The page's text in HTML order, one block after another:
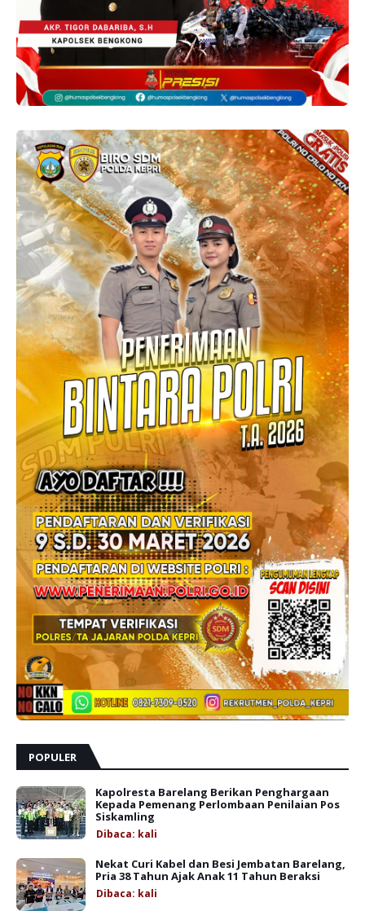
POPULER
Kapolresta Barelang Berikan Penghargaan
Kepada Pemenang Perlombaan Penilaian Pos
Siskamling
Dibaca: kali
Nekat Curi Kabel dan Besi Jembatan Barelang,
Pria 38 Tahun Ajak Anak 11 Tahun Beraksi
Dibaca: kali